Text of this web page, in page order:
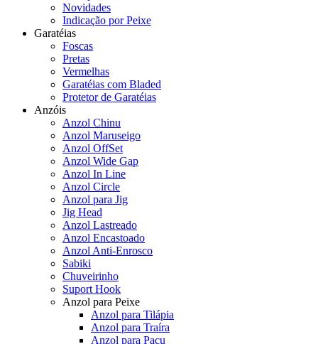
Novidades
Indicação por Peixe
Garatéias
Foscas
Pretas
Vermelhas
Garatéias com Bladed
Protetor de Garatéias
Anzóis
Anzol Chinu
Anzol Maruseigo
Anzol OffSet
Anzol Wide Gap
Anzol In Line
Anzol Circle
Anzol para Jig
Jig Head
Anzol Lastreado
Anzol Encastoado
Anzol Anti-Enrosco
Sabiki
Chuveirinho
Suport Hook
Anzol para Peixe
Anzol para Tilápia
Anzol para Traíra
Anzol para Pacu